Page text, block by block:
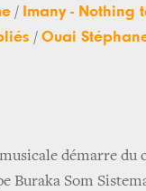
/ Imany - Nothing
/ Ouai
démarre du
Buraka Som